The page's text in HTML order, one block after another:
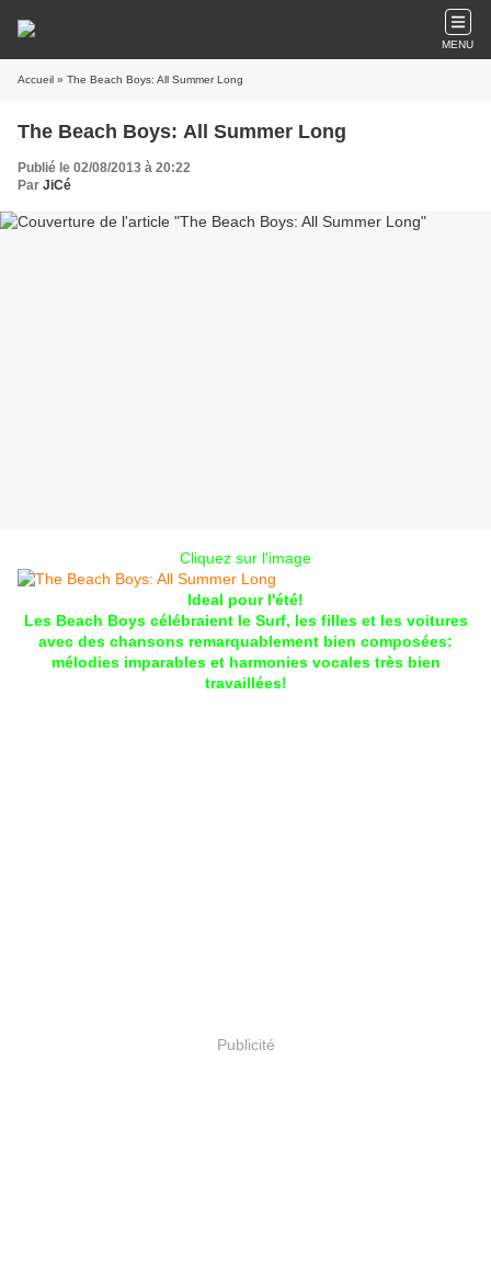
MENU
Accueil » The Beach Boys: All Summer Long
The Beach Boys: All Summer Long
Publié le 02/08/2013 à 20:22
Par JiCé
Cliquez sur l'image
Ideal pour l'été!
Les Beach Boys célébraient le Surf, les filles et les voitures
avec des chansons remarquablement bien composées:
mélodies imparables et harmonies vocales très bien
travaillées!
Publicité